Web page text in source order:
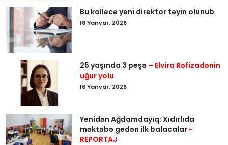
Bu kollecə yeni direktor təyin olunub
16 Yanvar, 2026
25 yaşında 3 peşə – Elvira Rəfizadənin
uğur yolu
16 Yanvar, 2026
Yenidən Ağdamdayıq: Xıdırlıda
məktəbə gedən ilk balacalar -
REPORTAJ